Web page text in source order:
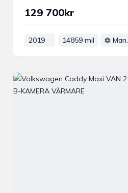
129 700kr
2019 14859 mil Man.